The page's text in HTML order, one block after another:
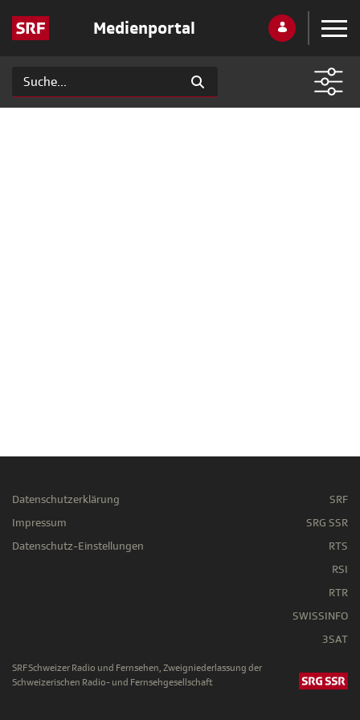
Medienportal
Datenschutzerklärung
Impressum
Datenschutz-Einstellungen
SRF
SRG SSR
RTS
RSI
RTR
SWISSINFO
3SAT
SRF Schweizer Radio und Fernsehen, Zweigniederlassung der
Schweizerischen Radio- und Fernsehgesellschaft